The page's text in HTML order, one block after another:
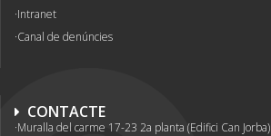
Intranet
Canal de denúncies
CONTACTE
Muralla del carme 17-23 2a planta (Edifici Can Jorba)